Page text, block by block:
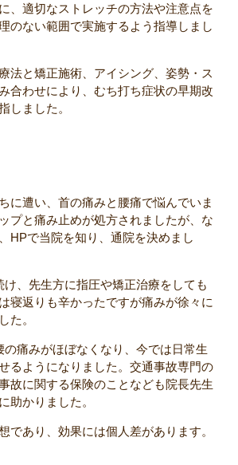
、適切なストレッチの方法や注意点を
のない範囲で実施するよう指導しまし
法と矯正施術、アイシング、姿勢・ス
合わせにより、むち打ち症状の早期改
しました。
に遭い、首の痛みと腰痛で悩んでいま
プと痛み止めが処方されましたが、な
HPで当院を知り、通院を決めまし
、先生方に指圧や矯正治療をしても
寝返りも辛かったですが痛みが徐々に
た。
の痛みがほぼなくなり、今では日常生
るようになりました。交通事故専門の
故に関する保険のことなども院長先生
助かりました。
であり、効果には個人差があります。